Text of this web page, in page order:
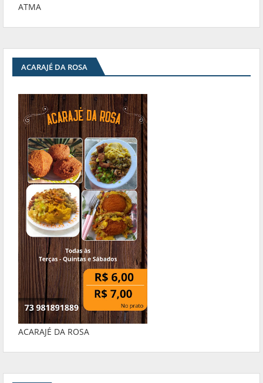
ATMA
ACARAJÉ DA ROSA
ACARAJÉ DA ROSA